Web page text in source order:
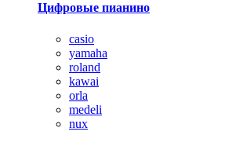
Цифровые пианино
casio
yamaha
roland
kawai
orla
medeli
nux